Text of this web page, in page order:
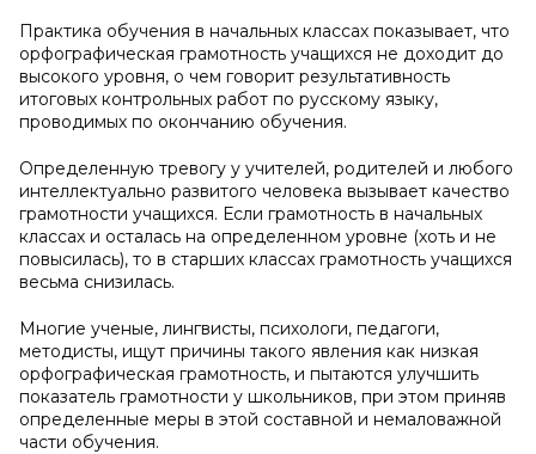
Практика обучения в начальных классах показывает, что
орфографическая грамотность учащихся не доходит до
высокого уровня, о чем говорит результативность
итоговых контрольных работ по русскому языку,
проводимых по окончанию обучения.
Определенную тревогу у учителей, родителей и любого
интеллектуально развитого человека вызывает качество
грамотности учащихся. Если грамотность в начальных
классах и осталась на определенном уровне (хоть и не
повысилась), то в старших классах грамотность учащихся
весьма снизилась.
Многие ученые, лингвисты, психологи, педагоги,
методисты, ищут причины такого явления как низкая
орфографическая грамотность, и пытаются улучшить
показатель грамотности у школьников, при этом приняв
определенные меры в этой составной и немаловажной
части обучения.